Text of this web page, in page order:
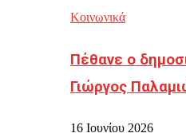
Κοινωνικά
Πέθανε ο
Γιώργος
16 Ιουνίου 2026